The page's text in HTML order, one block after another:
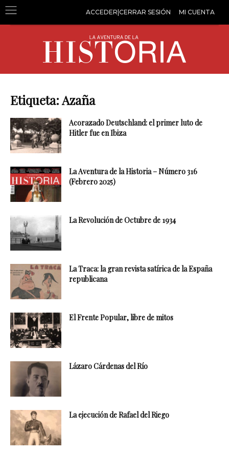
ACCEDER|CERRAR SESIÓN MI CUENTA
Etiqueta: Azaña
Acorazado Deutschland: el primer luto de
Hitler fue en Ibiza
La Aventura de la Historia – Número 316
(Febrero 2025)
La Revolución de Octubre de 1934
La Traca: la gran revista satírica de la España
republicana
El Frente Popular, libre de mitos
Lázaro Cárdenas del Río
La ejecución de Rafael del Riego